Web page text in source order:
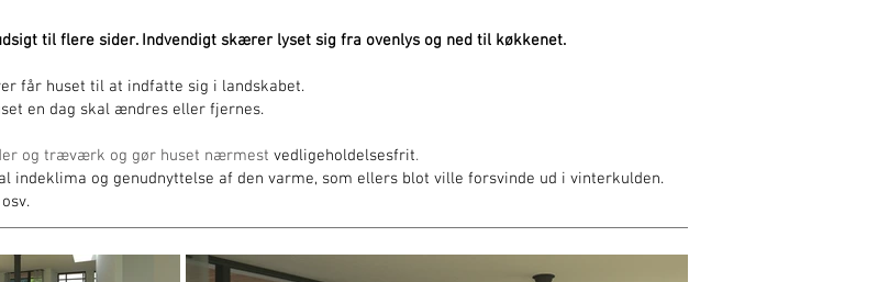
til flere sider. Indvendigt skærer lyset sig fra ovenlys og ned til køkkenet.
får huset til at indfatte sig i landskabet.
en dag skal ændres eller fjernes.
og træværk og gør huset nærmest vedligeholdelsesfrit.
og genudnyttelse af den varme, som ellers blot ville forsvinde ud i vinterkulden.